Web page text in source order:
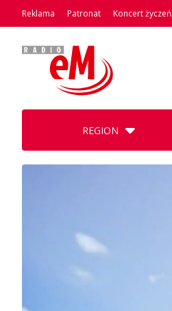
Reklama Patronat Koncert życzeń
REGION